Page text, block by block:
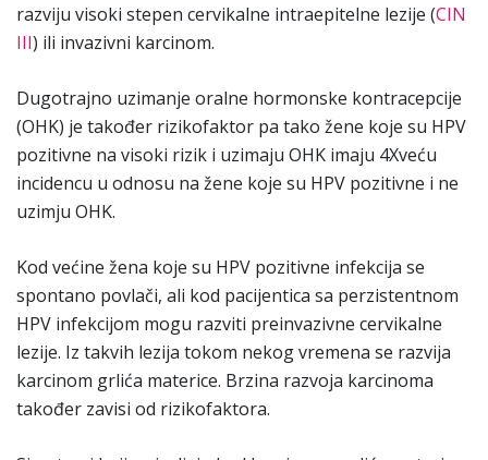
razviju visoki stepen cervikalne intraepitelne lezije (CIN
III) ili invazivni karcinom.
Dugotrajno uzimanje oralne hormonske kontracepcije
(OHK) je također rizikofaktor pa tako žene koje su HPV
pozitivne na visoki rizik i uzimaju OHK imaju 4Xveću
incidencu u odnosu na žene koje su HPV pozitivne i ne
uzimju OHK.
Kod većine žena koje su HPV pozitivne infekcija se
spontano povlači, ali kod pacijentica sa perzistentnom
HPV infekcijom mogu razviti preinvazivne cervikalne
lezije. Iz takvih lezija tokom nekog vremena se razvija
karcinom grlića materice. Brzina razvoja karcinoma
također zavisi od rizikofaktora.